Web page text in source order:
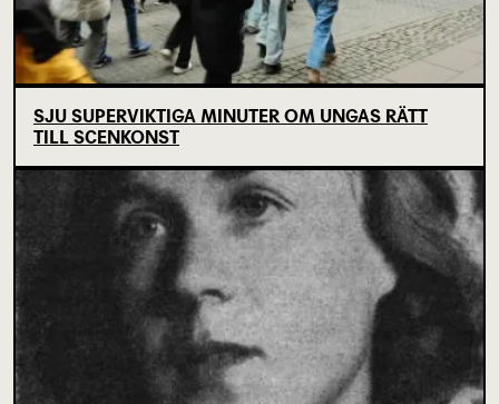
SJU SUPERVIKTIGA MINUTER OM UNGAS RÄTT
TILL SCENKONST